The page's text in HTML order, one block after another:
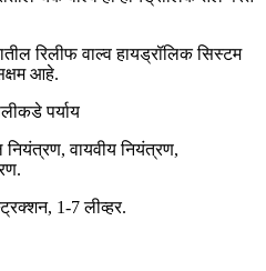
रिलीफ वाल्व हायड्रॉलिक सिस्टम
आहे.
पर्याय
नियंत्रण, वायवीय नियंत्रण,
1-7 लीव्हर.